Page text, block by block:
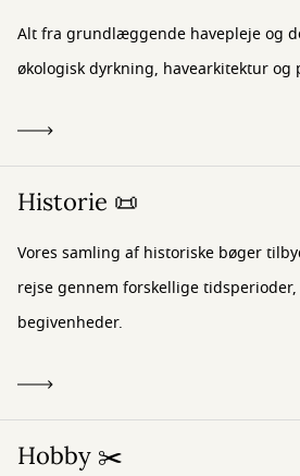
Alt fra grundlæggende havepleje og
økologisk dyrkning, havearkitektur og
Historie 📜
Vores samling af historiske bøger
rejse gennem forskellige
begivenheder.
Hobby ✂️